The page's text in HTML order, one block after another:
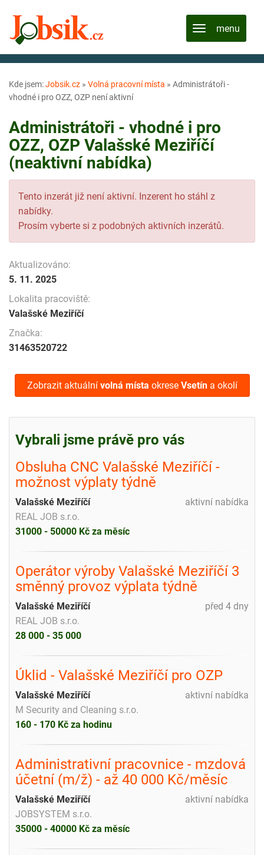
Kde jsem:Jobsik.cz » Volná pracovní místa » Administrátoři -
vhodné i pro OZZ, OZP není aktivní
Administrátoři - vhodné i pro
OZZ, OZP Valašské Meziříčí
(neaktivní nabídka)
Tento inzerát již není aktivní. Inzerent ho stáhl z
nabídky.
Prosím vyberte si z podobných aktivních inzerátů.
Aktualizováno:
5. 11. 2025
Lokalita pracoviště:
Valašské Meziříčí
Značka:
31463520722
Zobrazit aktuální volná místa okrese Vsetína okolí
Vybrali jsme právě pro vás
Obsluha CNC Valašské Meziříčí -
možnost výplaty týdně
aktivní nabídka
Valašské Meziříčí
REAL JOB s.r.o.
31000 - 50000 Kč za měsíc
Operátor výroby Valašské Meziříčí 3
směnný provoz výplata týdně
před 4 dny
Valašské Meziříčí
REAL JOB s.r.o.
28 000 - 35 000
Úklid - Valašské Meziříčí pro OZP
aktivní nabídka
Valašské Meziříčí
M Security and Cleaning s.r.o.
160 - 170 Kč za hodinu
Administrativní pracovnice - mzdová
účetní (m/ž) - až 40 000 Kč/měsíc
aktivní nabídka
Valašské Meziříčí
JOBSYSTEM s.r.o.
35000 - 40000 Kč za měsíc